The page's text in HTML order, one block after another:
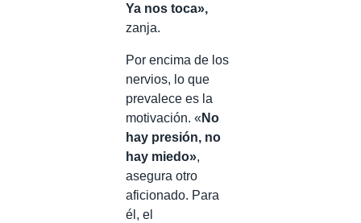
Ya nos toca»,
zanja.
Por encima de los
nervios, lo que
prevalece es la
motivación. « No
hay presión, no
hay miedo»,
asegura otro
aficionado. Para
él, el